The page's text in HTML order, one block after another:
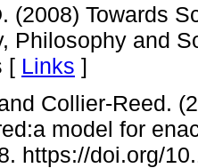
(2008) Towards
Philosophy and
[ Links ]
Collier-Reed.
model for
https://doi.org/